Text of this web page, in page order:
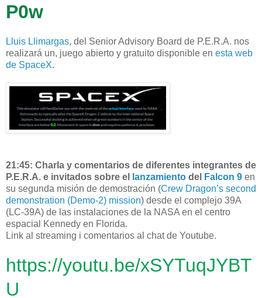
P0w
Lluis Llimargas, del Senior Advisory Board de P.E.R.A. nos
realizará un, juego abierto y gratuito disponible en esta web
de SpaceX.
21:45: Charla y comentarios de diferentes integrantes de
P.E.R.A. e invitados sobre el
lanzamiento del Falcon 9 en
su segunda misión de demostración (Crew Dragon’s second
demonstration (Demo-2) mission) desde el complejo 39A
(LC-39A) de las instalaciones de la NASA en el centro
espacial Kennedy en Florida.
Link al streaming i comentarios al chat de Youtube.
https://youtu.be/xSYTuqJYBT
U